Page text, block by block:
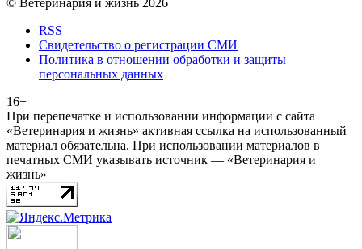
© Ветеринария и жизнь 2026
RSS
Свидетельство о регистрации СМИ
Политика в отношении обработки и защиты
персональных данных
16+
При перепечатке и использовании информации с сайта
«Ветеринария и жизнь» активная ссылка на использованный
материал обязательна. При использовании материалов в
печатных СМИ указывать источник — «Ветеринария и
жизнь»